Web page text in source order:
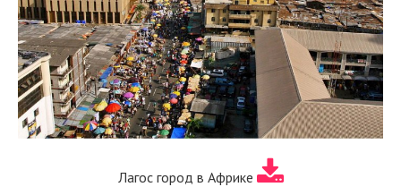
Лагос город в Африке